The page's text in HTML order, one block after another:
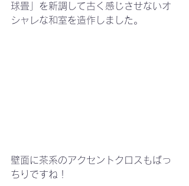
球畳」を新調して古く感じさせないオ
シャレな和室を造作しました。
壁面に茶系のアクセントクロスもばっ
ちりですね！